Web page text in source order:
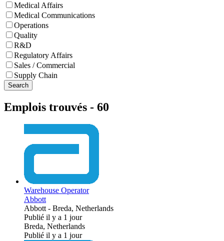
Medical Affairs
Medical Communications
Operations
Quality
R&D
Regulatory Affairs
Sales / Commercial
Supply Chain
Search
Emplois trouvés - 60
Warehouse Operator
Abbott
Abbott - Breda, Netherlands
Publié il y a 1 jour
Breda, Netherlands
Publié il y a 1 jour